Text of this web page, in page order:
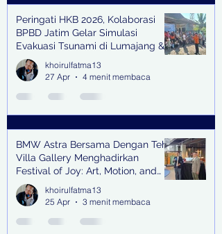
Peringati HKB 2026, Kolaborasi
BPBD Jatim Gelar Simulasi
Evakuasi Tsunami di Lumajang &
Trenggalek
khoirulfatma13
27 Apr
4 menit membaca
BMW Astra Bersama Dengan Teh
Villa Gallery Menghadirkan
Festival of Joy: Art, Motion, and
Scent
khoirulfatma13
25 Apr
3 menit membaca